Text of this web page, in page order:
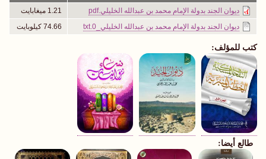
ديوان الجند بدولة الإمام محمد بن عبدالله الخليلي.pdf
1.21 ميغابايت
ديوان الجند بدولة الإمام محمد بن عبدالله الخليلي_0.txt
74.66 كيلوبايت
كتب للمؤلف:
طالع أيضا